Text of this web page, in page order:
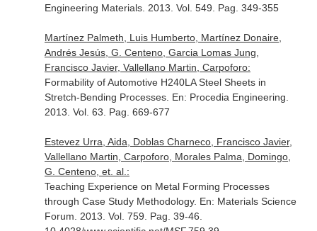
Engineering Materials. 2013. Vol. 549. Pag. 349-355
Martínez Palmeth, Luis Humberto, Martínez Donaire,
Andrés Jesús, G. Centeno, Garcia Lomas Jung,
Francisco Javier, Vallellano Martin, Carpoforo:
Formability of Automotive H240LA Steel Sheets in
Stretch-Bending Processes. En: Procedia Engineering
2013. Vol. 63. Pag. 669-677
Estevez Urra, Aida, Doblas Charneco, Francisco Javier,
Vallellano Martin, Carpoforo, Morales Palma, Domingo,
G. Centeno, et. al.:
Teaching Experience on Metal Forming Processes
through Case Study Methodology. En: Materials Science
Forum . 2013. Vol. 759. Pag. 39-46.